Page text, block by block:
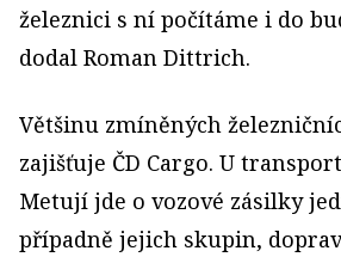
železnici s ní počítáme i do
dodal Roman Dittrich.
Většinu zmíněných
zajišťuje ČD Cargo. U
Metují jde o vozové zásilky
případně jejich skupin,